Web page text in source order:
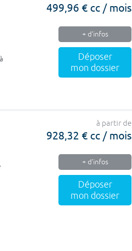
499,96 € cc / mois
+ d'infos
Déposer
mon dossier
à partir de
928,32 € cc / mois
+ d'infos
Déposer
mon dossier